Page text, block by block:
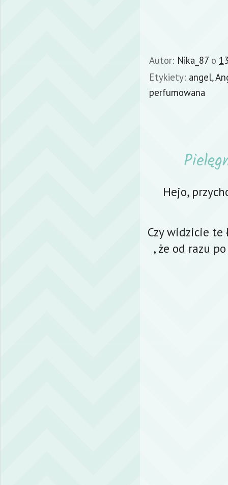
Autor: Nika_87 o
Etykiety: angel,
perfumowana
Hejo,
Czy widzicie te
, że od razu